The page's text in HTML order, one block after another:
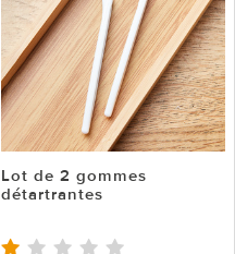
Lot de 2 gommes
détartrantes